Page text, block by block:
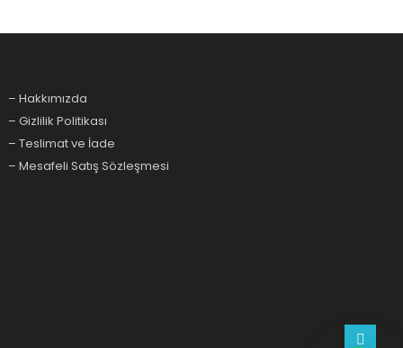
– Hakkımızda
– Gizlilik Politikası
– Teslimat ve İade
– Mesafeli Satış Sözleşmesi